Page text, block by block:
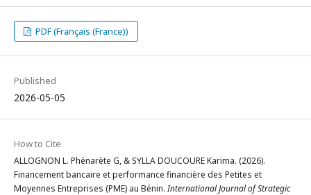
PDF (Français (France))
Published
2026-05-05
How to Cite
ALLOGNON L. Phénarète G, & SYLLA DOUCOURE Karima. (2026).
Financement bancaire et performance financière des Petites et
Moyennes Entreprises (PME) au Bénin.International Journal of Strategic